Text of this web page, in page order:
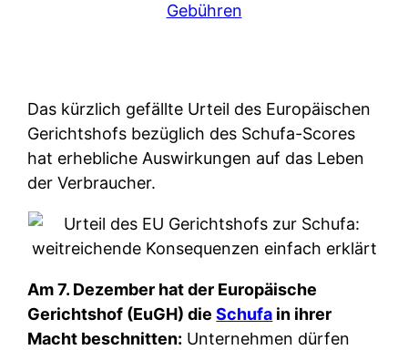
Gebühren
Das kürzlich gefällte Urteil des Europäischen
Gerichtshofs bezüglich des Schufa-Scores
hat erhebliche Auswirkungen auf das Leben
der Verbraucher.
Am 7. Dezember hat der Europäische
Gerichtshof (EuGH) dieSchufa in ihrer
Macht beschnitten: Unternehmen dürfen